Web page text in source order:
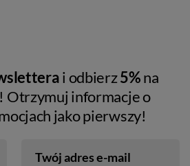
i odbierz5%na
Otrzymuj informacje o
jako pierwszy!
Twój adres e-mail